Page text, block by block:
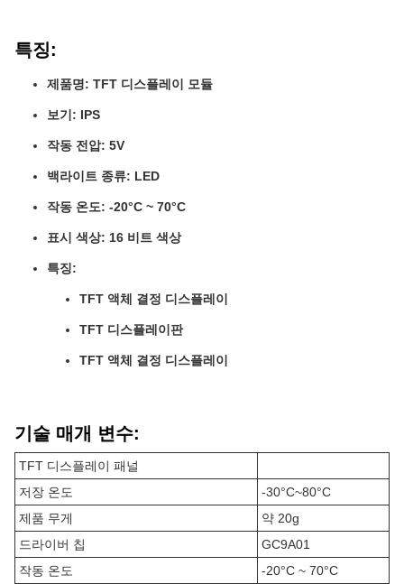
특징:
제품명: TFT 디스플레이 모듈
보기: IPS
작동 전압: 5V
백라이트 종류: LED
작동 온도: -20°C ~ 70°C
표시 색상: 16 비트 색상
특징:
TFT 액체 결정 디스플레이
TFT 디스플레이판
TFT 액체 결정 디스플레이
기술 매개 변수:
TFT 디스플레이 패널
저장 온도
-30°C~80°C
제품 무게
약 20g
드라이버 칩
GC9A01
작동 온도
-20°C ~ 70°C